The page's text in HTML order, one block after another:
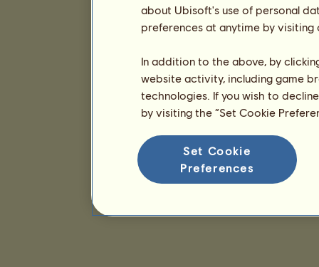
about Ubisoft's use of personal
preferences at anytime by
In addition to the above, by
website activity, including game
technologies. If you wish to
by visiting the “Set Cookie
Set Cookie
Preferences